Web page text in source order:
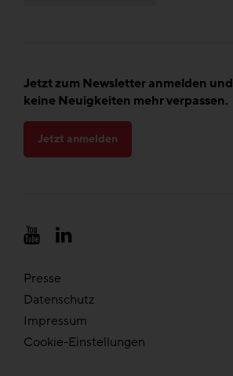
Jetzt zum Newsletter anmelden und
keine Neuigkeiten mehr verpassen.
Jetzt anmelden
Presse
Datenschutz
Impressum
Cookie-Einstellungen